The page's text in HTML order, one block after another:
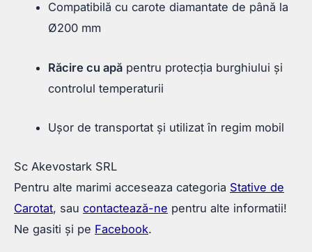
Compatibilă cu carote diamantate de până la
Ø200 mm
Răcire cu apă pentru protecția burghiului și
controlul temperaturii
Ușor de transportat și utilizat în regim mobil
Sc Akevostark SRL
Pentru alte marimi acceseaza categoria Stative de
Carotat, sau contactează-ne pentru alte informatii!
Ne gasiti și pe Facebook.